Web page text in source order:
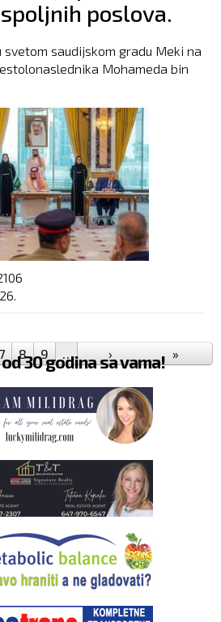
poslova.
saudijskom gradu Meki na
Mohameda bin
7 8 9 … › »
30 godina sa vama!